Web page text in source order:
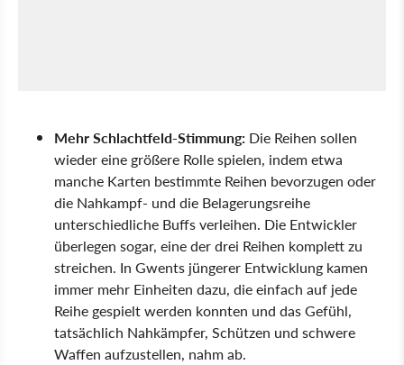
Mehr Schlachtfeld-Stimmung: Die Reihen sollen
wieder eine größere Rolle spielen, indem etwa
manche Karten bestimmte Reihen bevorzugen oder
die Nahkampf- und die Belagerungsreihe
unterschiedliche Buffs verleihen. Die Entwickler
überlegen sogar, eine der drei Reihen komplett zu
streichen. In Gwents jüngerer Entwicklung kamen
immer mehr Einheiten dazu, die einfach auf jede
Reihe gespielt werden konnten und das Gefühl,
tatsächlich Nahkämpfer, Schützen und schwere
Waffen aufzustellen, nahm ab.